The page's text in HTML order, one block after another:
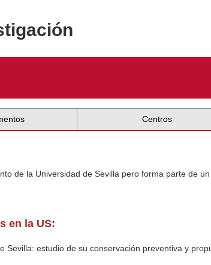
Centros
de la Universidad de Sevilla pero forma parte de
en la US:
Sevilla: estudio de su conservación preventiva y